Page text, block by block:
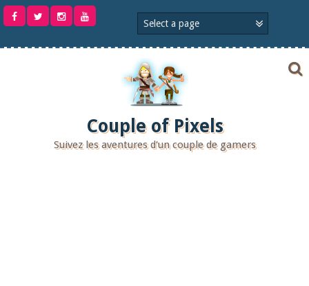
Aller
Couple of Pixels
Suivez les aventures d'un couple de gamers